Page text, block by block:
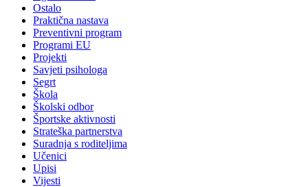
Ostalo
Praktična nastava
Preventivni program
Programi EU
Projekti
Savjeti psihologa
Segrt
Škola
Školski odbor
Športske aktivnosti
Strateška partnerstva
Suradnja s roditeljima
Učenici
Upisi
Vijesti